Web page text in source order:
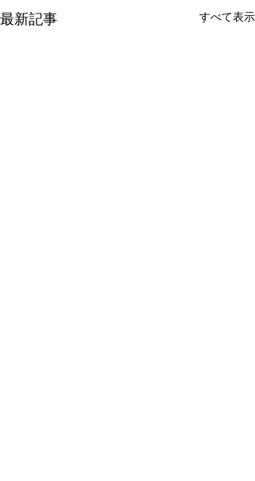
最新記事 すべて表示